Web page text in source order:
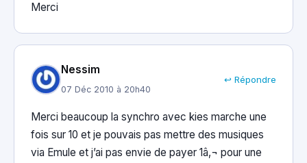
Merci
Nessim
07 Déc 2010 à 20h40
↩ Répondre
Merci beaucoup la synchro avec kies marche une
fois sur 10 et je pouvais pas mettre des musiques
via Emule et j’ai pas envie de payer 1â‚¬ pour une